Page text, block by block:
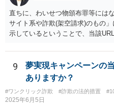
直ちに、わいせつ物頒布罪等には
サイト系や詐欺(架空請求)のもの
示しているということで、当該
かに削除いただいた方がよいもの
9
夢実現キャンペーンの
ありますか？
#ワンクリック詐欺 #詐欺の法的措置
2025年6月5日